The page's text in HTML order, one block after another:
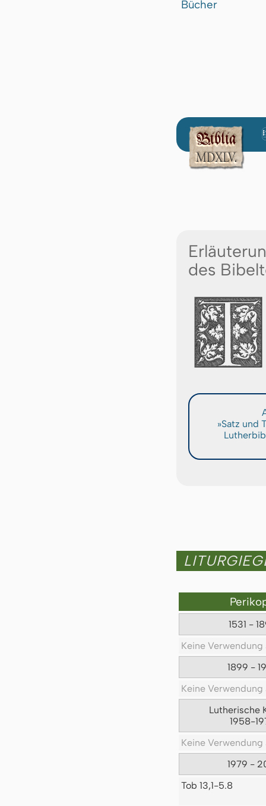
Bücher
des
»Satz und
1531 -
Keine
1899 -
Keine
Lutherische
1958-
Keine
1979 -
Tob 13,1-5.8